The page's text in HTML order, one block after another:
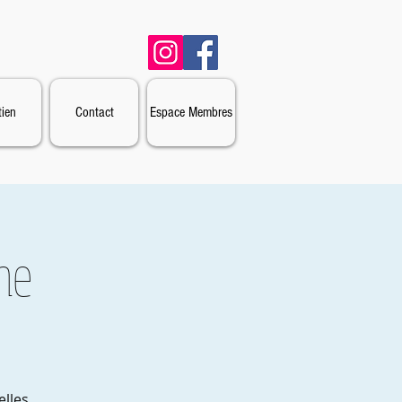
Contact Espace Membres